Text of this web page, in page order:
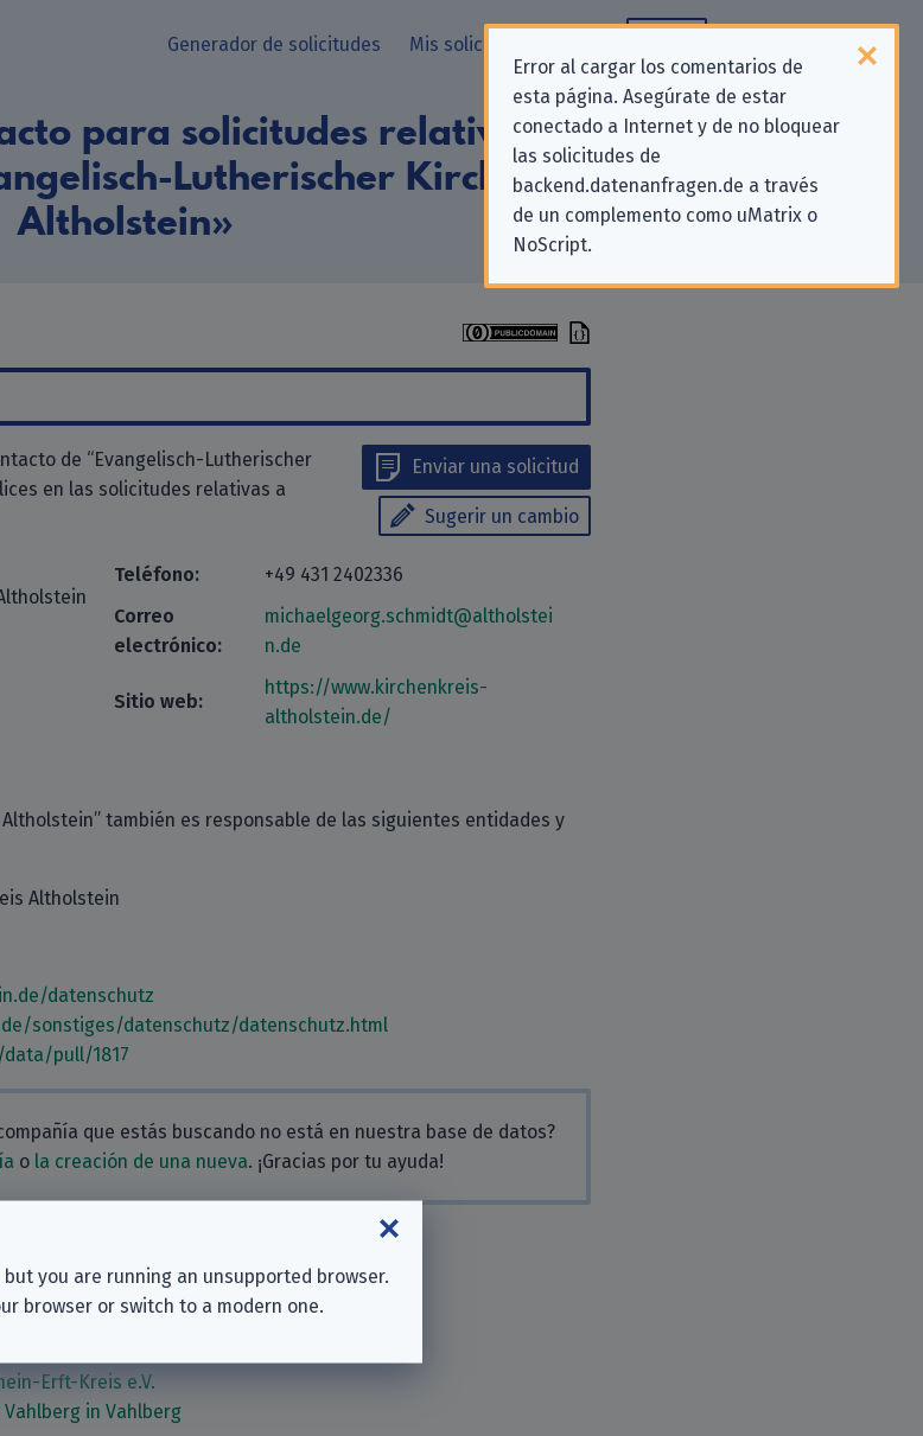
Error al cargar los comentarios de
esta página. Asegúrate de estar
conectado a Internet y de no bloquear
las solicitudes de
backend.datenanfragen.de a través
de un complemento como uMatrix o
NoScript.
Generador de solicitudes Mis solicitudes
para solicitudes relativas a la
Lutherischer Kirchenkreis
Altholstein»
Enviar una solicitud
Sugerir un cambio
de “Evangelisch-Lutherischer
en las solicitudes relativas a
Teléfono:
+49 431 2402336
Correo
electrónico:
michaelgeorg.schmidt@altholstei
n.de
Sitio web:
https://www.kirchenkreis-
altholstein.de/
también es responsable de las siguientes entidades y
Altholstein
datenschutz
sonstiges/datenschutz/datenschutz.html
pull/1817
que estás buscando no está en nuestra base de datos?
o la creación de una nueva. ¡Gracias por tu ayuda!
Erft-Kreis e.V.
in Vahlberg
you are running an unsupported browser.
browser or switch to a modern one.